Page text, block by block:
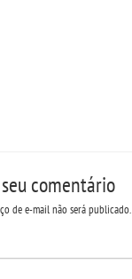
comentário
de e-mail não será publicado.